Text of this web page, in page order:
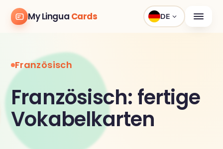
My Lingua Cards DE
Französisch
Französisch: fertige
Vokabelkarten